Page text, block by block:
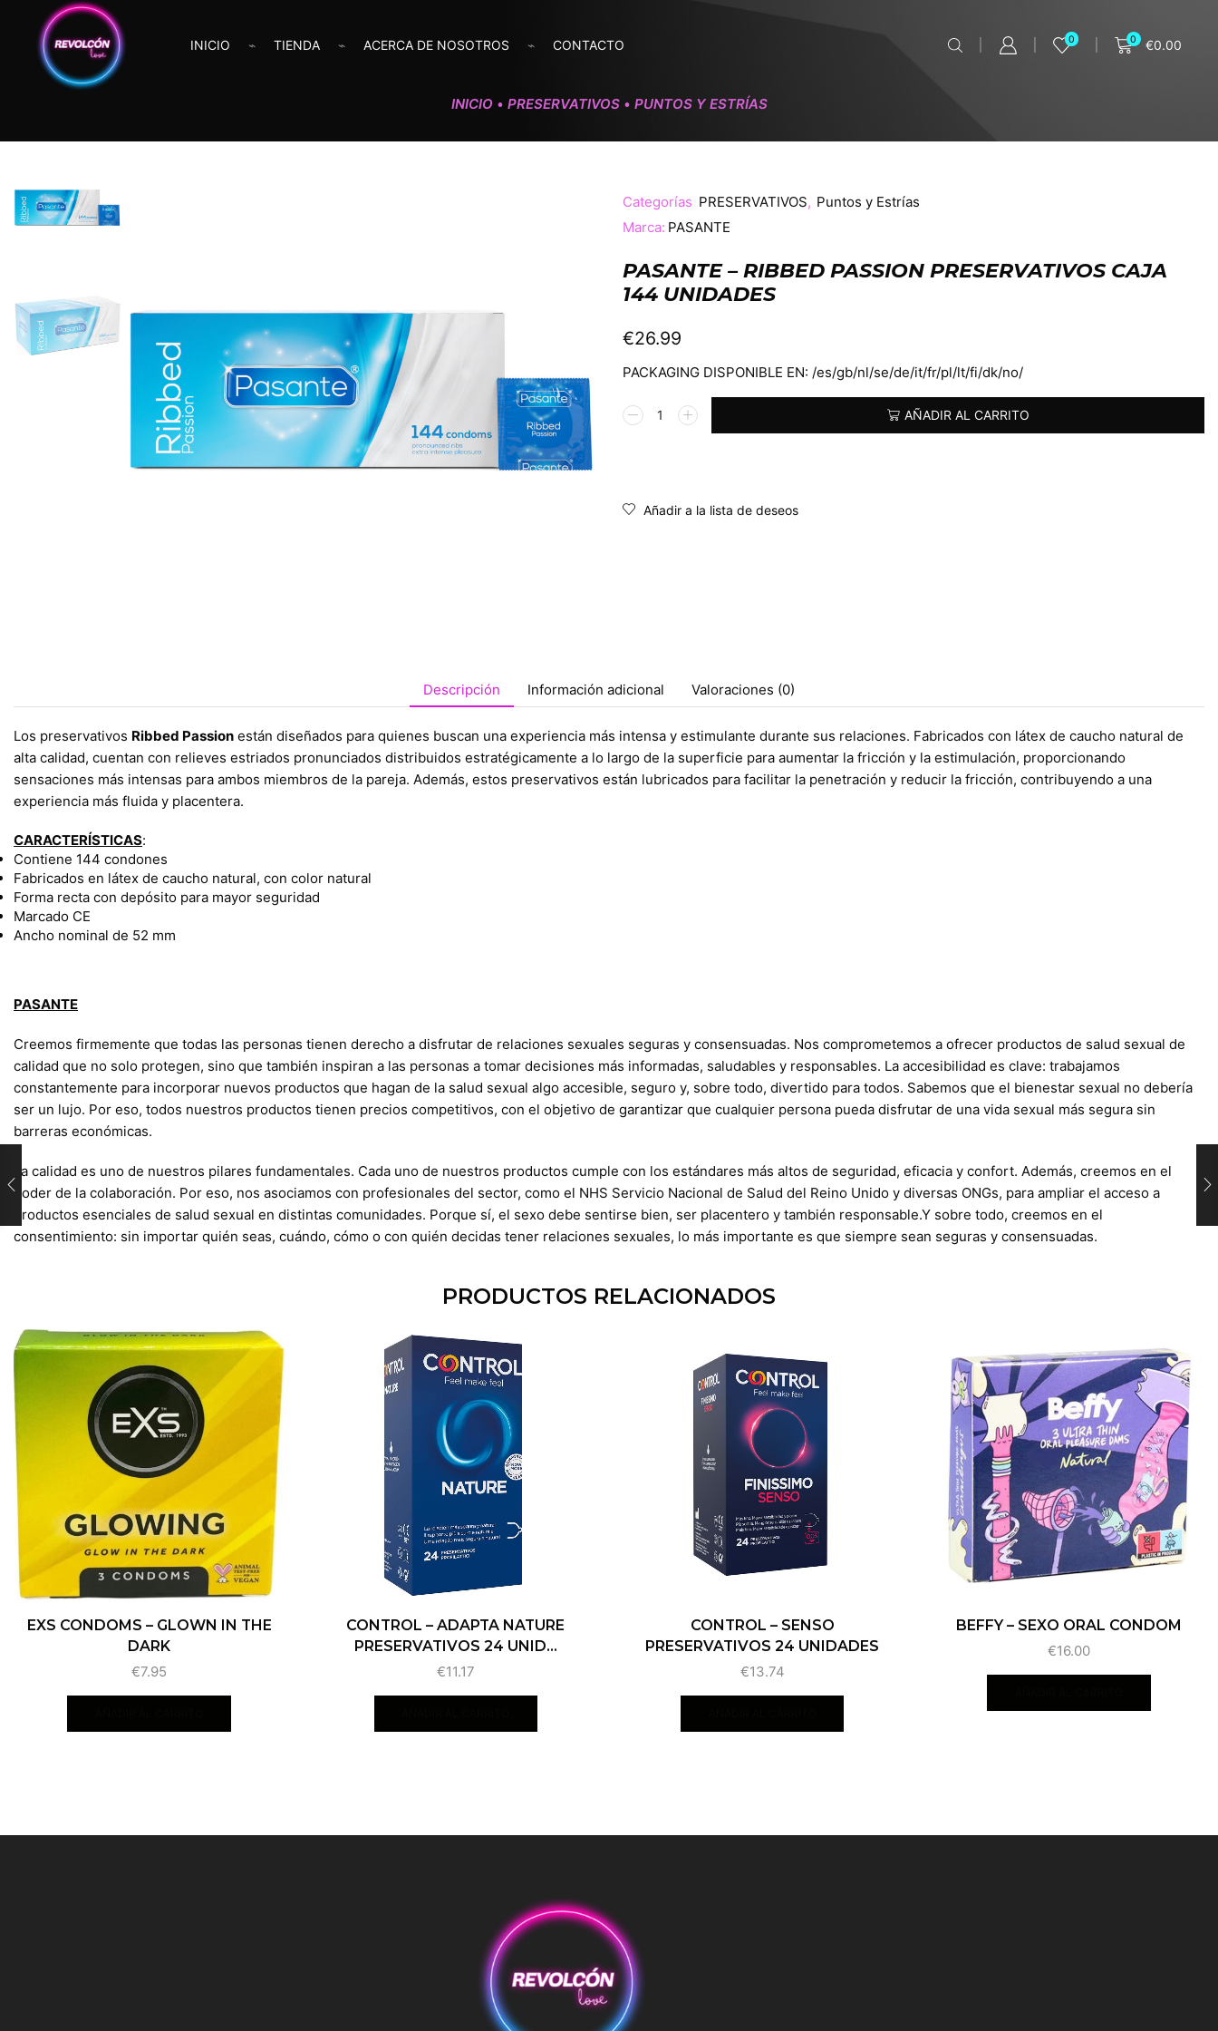
INICIO TIENDA ACERCA DE NOSOTROS CONTACTO 0 0 €0.00
INICIO • PRESERVATIVOS • PUNTOS Y ESTRÍAS
Categorías PRESERVATIVOS, Puntos y Estrías
Marca: PASANTE
PASANTE – RIBBED PASSION PRESERVATIVOS CAJA
144 UNIDADES
€26.99
PACKAGING DISPONIBLE EN: /es/gb/nl/se/de/it/fr/pl/lt/fi/dk/no/
AÑADIR AL CARRITO
Alternative:
Añadir a la lista de deseos
Descripción Información adicional Valoraciones (0)
Los preservativos Ribbed Passion están diseñados para quienes buscan una experiencia más intensa y estimulante durante sus relaciones. Fabricados con látex de caucho natural de
alta calidad, cuentan con relieves estriados pronunciados distribuidos estratégicamente a lo largo de la superficie para aumentar la fricción y la estimulación, proporcionando
sensaciones más intensas para ambos miembros de la pareja. Además, estos preservativos están lubricados para facilitar la penetración y reducir la fricción, contribuyendo a una
experiencia más fluida y placentera.
CARACTERÍSTICAS:
Contiene 144 condones
Fabricados en látex de caucho natural, con color natural
Forma recta con depósito para mayor seguridad
Marcado CE
Ancho nominal de 52 mm
PASANTE
Creemos firmemente que todas las personas tienen derecho a disfrutar de relaciones sexuales seguras y consensuadas. Nos comprometemos a ofrecer productos de salud sexual de
calidad que no solo protegen, sino que también inspiran a las personas a tomar decisiones más informadas, saludables y responsables. La accesibilidad es clave: trabajamos
constantemente para incorporar nuevos productos que hagan de la salud sexual algo accesible, seguro y, sobre todo, divertido para todos. Sabemos que el bienestar sexual no debería
ser un lujo. Por eso, todos nuestros productos tienen precios competitivos, con el objetivo de garantizar que cualquier persona pueda disfrutar de una vida sexual más segura sin
barreras económicas.
La calidad es uno de nuestros pilares fundamentales. Cada uno de nuestros productos cumple con los estándares más altos de seguridad, eficacia y confort. Además, creemos en el
poder de la colaboración. Por eso, nos asociamos con profesionales del sector, como el NHS Servicio Nacional de Salud del Reino Unido y diversas ONGs, para ampliar el acceso a
productos esenciales de salud sexual en distintas comunidades. Porque sí, el sexo debe sentirse bien, ser placentero y también responsable.Y sobre todo, creemos en el
consentimiento: sin importar quién seas, cuándo, cómo o con quién decidas tener relaciones sexuales, lo más importante es que siempre sean seguras y consensuadas.
PRODUCTOS RELACIONADOS
EXS CONDOMS – GLOWN IN THE
DARK
€7.95
CONTROL – ADAPTA NATURE
PRESERVATIVOS 24 UNID...
€11.17
CONTROL – SENSO
PRESERVATIVOS 24 UNIDADES
€13.74
BEFFY – SEXO ORAL CONDOM
€16.00